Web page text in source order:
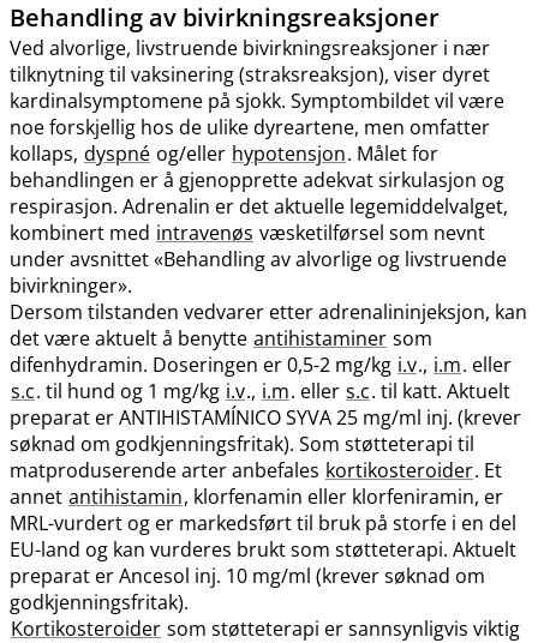
Behandling av bivirkningsreaksjoner
Ved alvorlige, livstruende bivirkningsreaksjoner i nær
tilknytning til vaksinering (straksreaksjon), viser dyret
kardinalsymptomene på sjokk. Symptombildet vil være
noe forskjellig hos de ulike dyreartene, men omfatter
kollaps, dyspné og​/​eller hypotensjon. Målet for
behandlingen er å gjenopprette adekvat sirkulasjon og
respirasjon. Adrenalin er det aktuelle legemiddelvalget,
kombinert med intravenøs væsketilførsel som nevnt
under avsnittet «Behandling av alvorlige og livstruende
bivirkninger».
Dersom tilstanden vedvarer etter adrenalininjeksjon, kan
det være aktuelt å benytte antihistaminer som
difenhydramin. Doseringen er 0,5-2 mg/kg i.v., i.m. eller
s.c. til hund og 1 mg/kg i.v., i.m. eller s.c. til katt. Aktuelt
preparat er ANTIHISTAMÍNICO SYVA 25 mg/ml inj. (krever
søknad om godkjenningsfritak). Som støtteterapi til
matproduserende arter anbefales kortikosteroider. Et
annet antihistamin, klorfenamin eller klorfeniramin, er
MRL-vurdert og er markedsført til bruk på storfe i en del
EU-land og kan vurderes brukt som støtteterapi. Aktuelt
preparat er Ancesol inj. 10 mg/ml (krever søknad om
godkjenningsfritak).
Kortikosteroider som støtteterapi er sannsynligvis viktig